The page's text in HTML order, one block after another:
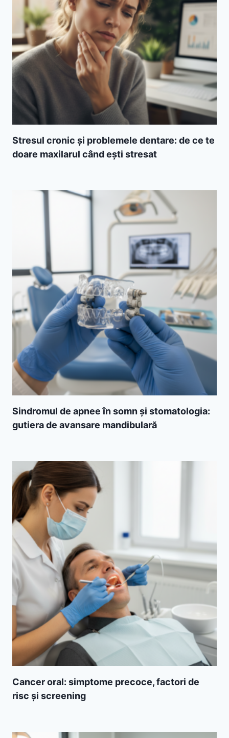
Stresul cronic și problemele dentare: de ce te
doare maxilarul când ești stresat
Sindromul de apnee în somn și stomatologia:
gutiera de avansare mandibulară
Cancer oral: simptome precoce, factori de
risc și screening